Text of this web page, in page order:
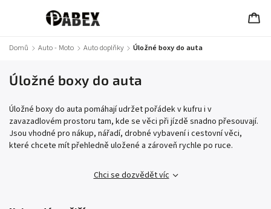
Domů / Auto - Moto / Auto doplňky / Úložné boxy do auta
Úložné boxy do auta
Úložné boxy do auta pomáhají udržet pořádek v kufru i v
zavazadlovém prostoru tam, kde se věci při jízdě snadno přesouvají.
Jsou vhodné pro nákup, nářadí, drobné vybavení i cestovní věci,
které chcete mít přehledně uložené a zároveň rychle po ruce.
Chci se dozvědět víc